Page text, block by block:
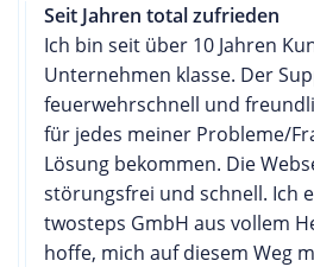
Seit Jahren total zufrieden
Ich bin seit über 10 Jahren
Unternehmen klasse. Der
feuerwehrschnell und
für jedes meiner Probleme/
Lösung bekommen. Die
störungsfrei und schnell. Ich
twosteps GmbH aus vollem
hoffe, mich auf diesem Weg